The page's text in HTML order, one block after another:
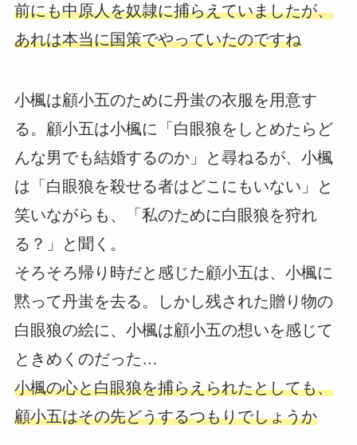
前にも中原人を奴隷に捕らえていましたが、
あれは本当に国策でやっていたのですね
小楓は顧小五のために丹蚩の衣服を用意す
る。顧小五は小楓に「白眼狼をしとめたらど
んな男でも結婚するのか」と尋ねるが、小楓
は「白眼狼を殺せる者はどこにもいない」と
笑いながらも、「私のために白眼狼を狩れ
る？」と聞く。
そろそろ帰り時だと感じた顧小五は、小楓に
黙って丹蚩を去る。しかし残された贈り物の
白眼狼の絵に、小楓は顧小五の想いを感じて
ときめくのだった…
小楓の心と白眼狼を捕らえられたとしても、
顧小五はその先どうするつもりでしょうか